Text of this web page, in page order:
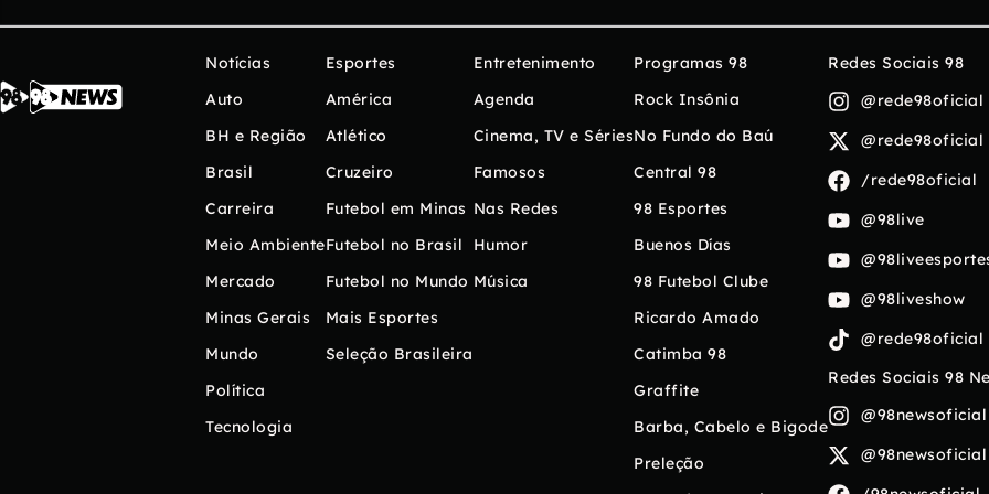
Notícias
Auto
BH e Região
Brasil
Carreira
Meio Ambiente
Mercado
Minas Gerais
Mundo
Política
Tecnologia
Esportes
América
Atlético
Cruzeiro
Futebol em Minas
Futebol no Brasil
Futebol no Mundo
Mais Esportes
Seleção Brasileira
Entretenimento
Agenda
Cinema, TV e Séries
Famosos
Nas Redes
Humor
Música
Programas 98
Rock Insônia
No Fundo do Baú
Central 98
98 Esportes
Buenos Días
98 Futebol Clube
Ricardo Amado
Catimba 98
Graffite
Barba, Cabelo e Bigode
Preleção
Redes Sociais 98
@rede98oficial
@rede98oficial
/rede98oficial
@98live
@98liveshow
@rede98oficial
Redes Sociais 98
@98newsoficial
@98newsoficial